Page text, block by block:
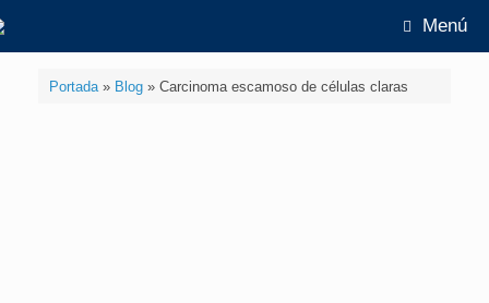
Menú
Portada» Blog» Carcinoma escamoso de células claras